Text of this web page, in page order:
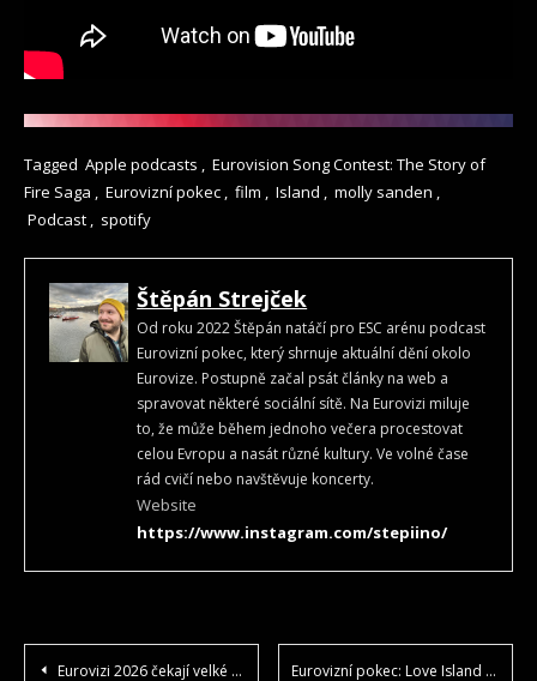
Tagged Apple podcasts , Eurovision Song Contest: The Story of
Fire Saga , Eurovizní pokec , film , Island , molly sanden ,
Podcast , spotify
Štěpán Strejček
Od roku 2022 Štěpán natáčí pro ESC arénu podcast
Eurovizní pokec, který shrnuje aktuální dění okolo
Eurovize. Postupně začal psát články na web a
spravovat některé sociální sítě. Na Eurovizi miluje
to, že může během jednoho večera procestovat
celou Evropu a nasát různé kultury. Ve volné čase
rád cvičí nebo navštěvuje koncerty.
Website
https://www.instagram.com/stepiino/
NAVIGACE
Eurovizi 2026 čekají velké změny pravidel Eurovizní pokec: Love Island míří do Eurovize. Pomůže Antigoni televizní zkušenost?